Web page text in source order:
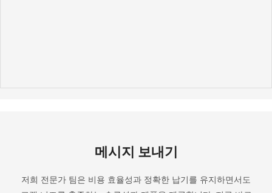
메시지 보내기
저희 전문가 팀은 비용 효율성과 정확한 납기를 유지하면서도